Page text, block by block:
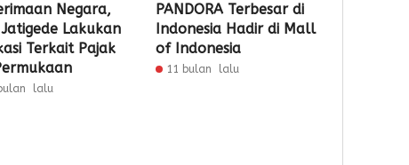
Negara,
Jatigede Lakukan
Terkait Pajak
lalu
PANDORA Terbesar di
Indonesia Hadir di Mall
of Indonesia
11 bulan lalu